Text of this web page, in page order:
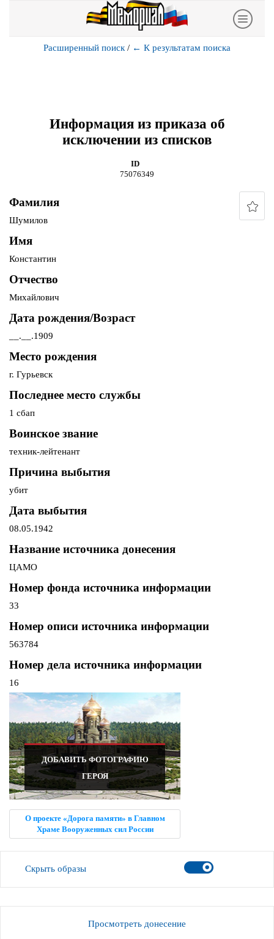
Расширенный поиск / ← К результатам поиска
Информация из приказа об
исключении из списков
ID
75076349
Фамилия
Шумилов
Имя
Константин
Отчество
Михайлович
Дата рождения/Возраст
__.__.1909
Место рождения
г. Гурьевск
Последнее место службы
1 сбап
Воинское звание
техник-лейтенант
Причина выбытия
убит
Дата выбытия
08.05.1942
Название источника донесения
ЦАМО
Номер фонда источника информации
33
Номер описи источника информации
563784
Номер дела источника информации
16
ДОБАВИТЬ ФОТОГРАФИЮ
ГЕРОЯ
О проекте «Дорога памяти» в Главном
Храме Вооруженных сил России
Скрыть образы
Просмотреть донесение